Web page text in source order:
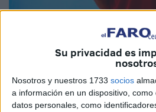
Su privacidad es
Nosotros y nuestros 1733 socios
a información en un dispositivo,
datos personales, como
Anuar Abdenebit sigue
sala. El jugador de Ceuta ha